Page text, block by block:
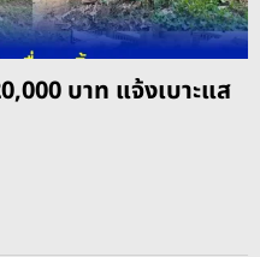
บาท แจ้งเบาะแส